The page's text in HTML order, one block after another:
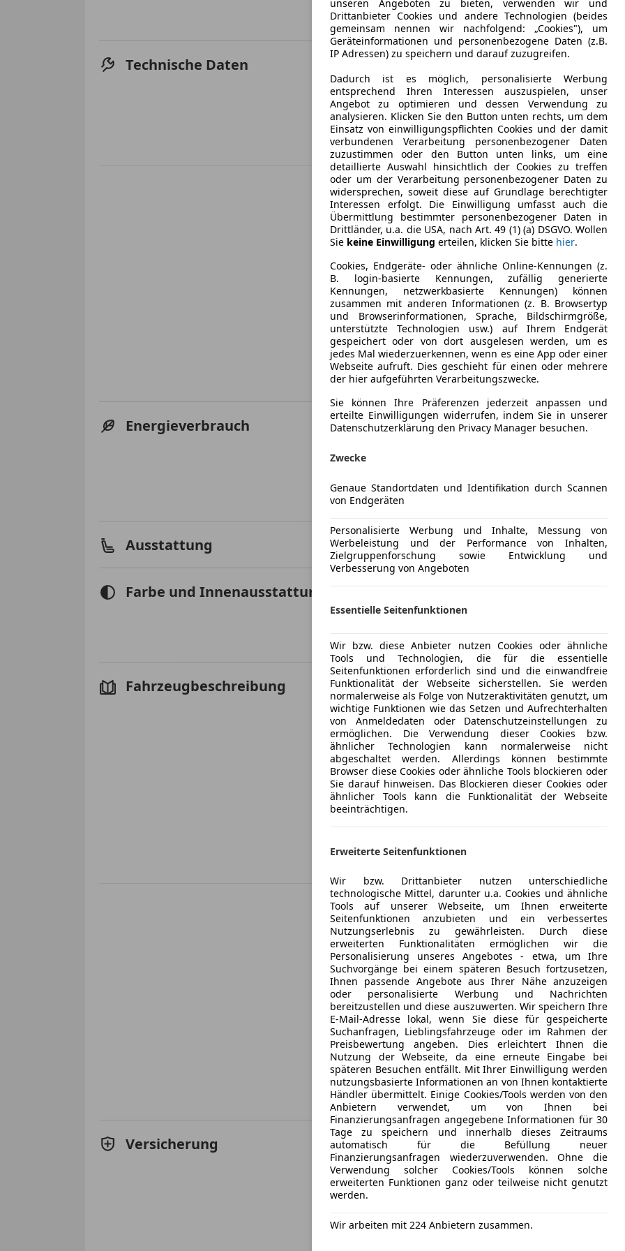
Nichtraucherfahrzeug
Ja
Technische Daten Leistung
110 kW
Getriebe
Hubraum
1 498 cm³
Zylinder
4
Energieverbrauch Schadstoffklasse
Euro 6d
Umweltplakette
CO₂-Emissionen
142 g/km
Ausstattung Komfort
3-Zonen-
360°
Elektrische
Elektrische
Elektrische
Getönte
Head-up
Sitzheizung
Start/Stop-
teilb.
Unterhaltung/Media
Android
Apple
Bluetooth
DAB-Radio
USB
Sicherheit
ABS
Mehr anzeigen
Farbe und Innenausstattung
Lackierung
Innenausstattung
Stoff
Fahrzeugbeschreibung
5-türig, Außenspiegel: Außenspiegel beheizbar,
Fahrprofilauswahl, Garantieleistung:
Audioanlage: Farbdisplay, Assistenzsysteme:
Komfortsitze, Lichttechnik: LED-Rückleuchten,
Glass (Heckscheibe und hintere Seitenscheiben
Scheibenwaschanlage beheizbar,
Assistenzsysteme: Stauassistent, Antriebsart:
Lieferzeit: ca. 3-5 Monate
12-V Steckdose im Gepäckraum
12-V Steckdose in der Mittelkonsole
Vordersitze höhenverstellbar
Ambientebeleuchtung in 30 Farben
Vordersitze mit Massagefunktion
Sport-Komfortsitze vorn
Geteilte Rücksitzbank mit asymmetrisch
längsverstellbar und nach vorne klappbar
Dreipunkt-Automatiksicherheitsgurt für mittleren
Dreipunkt-Automatiksicherheitsgurte mit
Rücksitzplätze
3 Kopfstützen hinten
Sicherheitsoptimierte Kopfstützen vorn
Gepäckraumboden in 2 Höhen einstellbar, für
Dachhimmel in Ceramique
Lendenwirbelstützen vorn einstellbar
Textilfußmatten vorn und hinten
Sitzmittelbahnen der Vordersitze und der äußeren
Mikrofaser "ArtVelours Eco"
Mehr anzeigen
Versicherung Kfz-Versicherung
Versicherungsschutz an Ihre Bedürfnisse
Auto einfach online versichern & Rabatt holen
unseren Angeboten zu bieten, verwenden wir und
Drittanbieter Cookies und andere Technologien (beides
gemeinsam nennen wir nachfolgend: „Cookies"), um
Geräteinformationen und personenbezogene Daten (z.B.
IP Adressen) zu speichern und darauf zuzugreifen.
Dadurch ist es möglich, personalisierte Werbung
entsprechend Ihren Interessen auszuspielen, unser
Angebot zu optimieren und dessen Verwendung zu
analysieren. Klicken Sie den Button unten rechts, um dem
Einsatz von einwilligungspflichten Cookies und der damit
verbundenen Verarbeitung personenbezogener Daten
zuzustimmen oder den Button unten links, um eine
detaillierte Auswahl hinsichtlich der Cookies zu treffen
oder um der Verarbeitung personenbezogener Daten zu
widersprechen, soweit diese auf Grundlage berechtigter
Interessen erfolgt. Die Einwilligung umfasst auch die
Übermittlung bestimmter personenbezogener Daten in
Drittländer, u.a. die USA, nach Art. 49 (1) (a) DSGVO. Wollen
Sie keine Einwilligung erteilen, klicken Sie bitte hier.
Cookies, Endgeräte- oder ähnliche Online-Kennungen (z.
B. login-basierte Kennungen, zufällig generierte
Kennungen, netzwerkbasierte Kennungen) können
zusammen mit anderen Informationen (z. B. Browsertyp
und Browserinformationen, Sprache, Bildschirmgröße,
unterstützte Technologien usw.) auf Ihrem Endgerät
gespeichert oder von dort ausgelesen werden, um es
jedes Mal wiederzuerkennen, wenn es eine App oder einer
Webseite aufruft. Dies geschieht für einen oder mehrere
der hier aufgeführten Verarbeitungszwecke.
Sie können Ihre Präferenzen jederzeit anpassen und
erteilte Einwilligungen widerrufen, indem Sie in unserer
Datenschutzerklärung den Privacy Manager besuchen.
Zwecke
Genaue Standortdaten und Identifikation durch Scannen
von Endgeräten
Personalisierte Werbung und Inhalte, Messung von
Werbeleistung und der Performance von Inhalten,
Zielgruppenforschung sowie Entwicklung und
Verbesserung von Angeboten
Essentielle Seitenfunktionen
Wir bzw. diese Anbieter nutzen Cookies oder ähnliche
Tools und Technologien, die für die essentielle
Seitenfunktionen erforderlich sind und die einwandfreie
Funktionalität der Webseite sicherstellen. Sie werden
normalerweise als Folge von Nutzeraktivitäten genutzt, um
wichtige Funktionen wie das Setzen und Aufrechterhalten
von Anmeldedaten oder Datenschutzeinstellungen zu
ermöglichen. Die Verwendung dieser Cookies bzw.
ähnlicher Technologien kann normalerweise nicht
abgeschaltet werden. Allerdings können bestimmte
Browser diese Cookies oder ähnliche Tools blockieren oder
Sie darauf hinweisen. Das Blockieren dieser Cookies oder
ähnlicher Tools kann die Funktionalität der Webseite
beeinträchtigen.
Erweiterte Seitenfunktionen
Wir bzw. Drittanbieter nutzen unterschiedliche
technologische Mittel, darunter u.a. Cookies und ähnliche
Tools auf unserer Webseite, um Ihnen erweiterte
Seitenfunktionen anzubieten und ein verbessertes
Nutzungserlebnis zu gewährleisten. Durch diese
erweiterten Funktionalitäten ermöglichen wir die
Personalisierung unseres Angebotes - etwa, um Ihre
Suchvorgänge bei einem späteren Besuch fortzusetzen,
Ihnen passende Angebote aus Ihrer Nähe anzuzeigen
oder personalisierte Werbung und Nachrichten
bereitzustellen und diese auszuwerten. Wir speichern Ihre
E-Mail-Adresse lokal, wenn Sie diese für gespeicherte
Suchanfragen, Lieblingsfahrzeuge oder im Rahmen der
Preisbewertung angeben. Dies erleichtert Ihnen die
Nutzung der Webseite, da eine erneute Eingabe bei
späteren Besuchen entfällt. Mit Ihrer Einwilligung werden
nutzungsbasierte Informationen an von Ihnen kontaktierte
Händler übermittelt. Einige Cookies/Tools werden von den
Anbietern verwendet, um von Ihnen bei
Finanzierungsanfragen angegebene Informationen für 30
Tage zu speichern und innerhalb dieses Zeitraums
automatisch für die Befüllung neuer
Finanzierungsanfragen wiederzuverwenden. Ohne die
Verwendung solcher Cookies/Tools können solche
erweiterten Funktionen ganz oder teilweise nicht genutzt
werden.
Wir arbeiten mit 224 Anbietern zusammen.